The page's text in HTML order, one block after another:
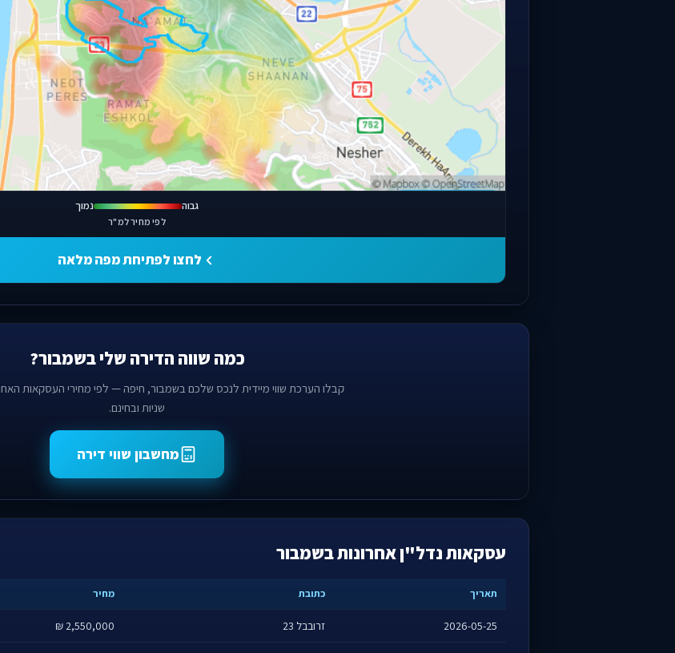
גבוה נמוך
לפי מחיר למ"ר
לחצו לפתיחת מפה מלאה
כמה שווה הדירה שלי בשמבור?
קבלו הערכת שווי מיידית לנכס שלכם בשמבור, חיפה — לפי מחירי העסקאות
שניות ובחינם.
מחשבון שווי דירה
עסקאות נדל"ן אחרונות בשמבור
תאריך כתובת מחיר
2026-05-25 זרובבל 23 2,550,000 ₪